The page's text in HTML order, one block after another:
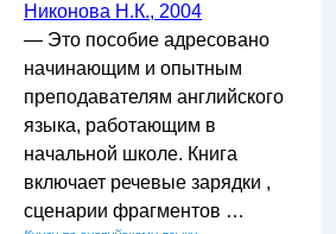
Никонова Н.К., 2004
— Это пособие адресовано
начинающим и опытным
преподавателям английского
языка, работающим в
начальной школе. Книга
включает речевые зарядки ,
сценарии фрагментов …